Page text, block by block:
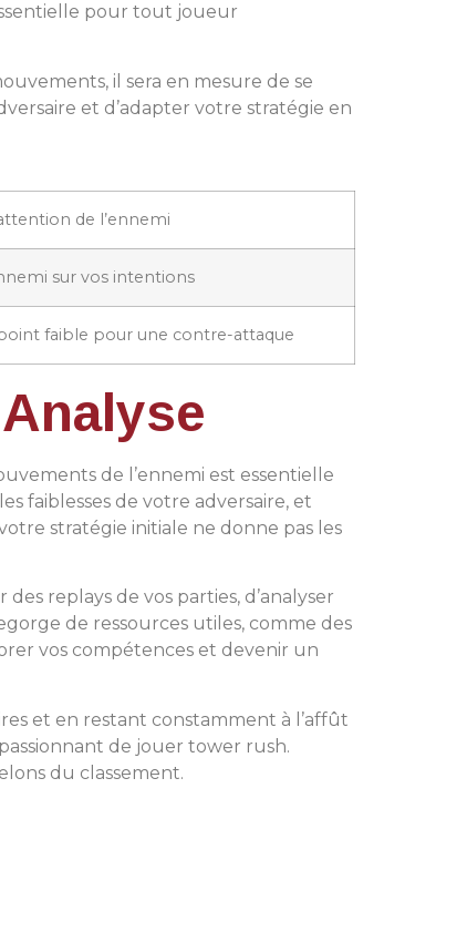
pour tout joueur
il sera en mesure de se
et d’adapter votre stratégie en
de l’ennemi
sur vos intentions
faible pour une contre-attaque
de l’ennemi est essentielle
faiblesses de votre adversaire, et
stratégie initiale ne donne pas les
replays de vos parties, d’analyser
de ressources utiles, comme des
vos compétences et devenir un
et en restant constamment à l’affût
de jouer tower rush.
du classement.